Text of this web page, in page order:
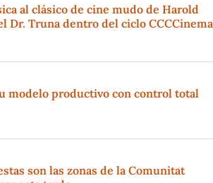
al clásico de cine mudo de Harold
Dr. Truna dentro del ciclo CCCCinema
modelo productivo con control total
son las zonas de la Comunitat